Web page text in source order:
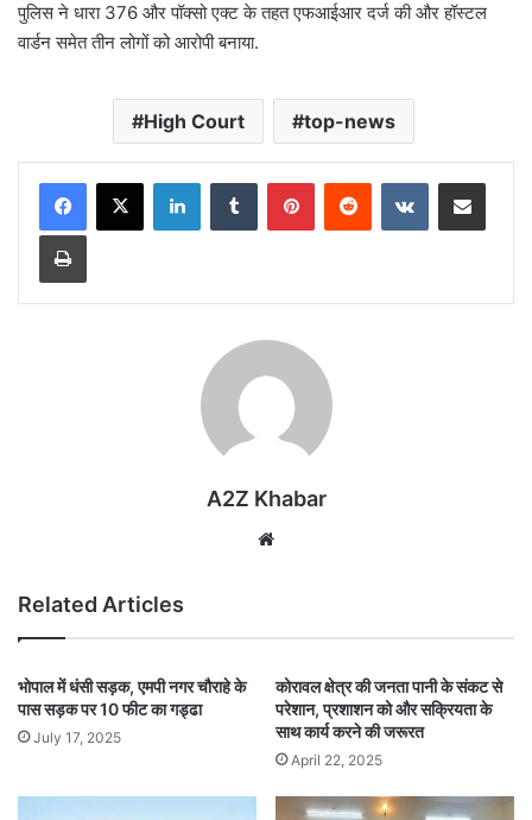
पुलिस ने धारा 376 और पॉक्सो एक्ट के तहत एफआईआर दर्ज की और हॉस्टल
वार्डन समेत तीन लोगों को आरोपी बनाया.
High Court top-news
LinkedInTumblr PinterestReddit VKontakteShare via Email
Print
A2Z Khabar
Related Articles
भोपाल में धंसी सड़क, एमपी नगर चौराहे के
पास सड़क पर 10 फीट का गड्ढा
July 17, 2025
कोरावल क्षेत्र की जनता पानी के संकट से
परेशान, प्रशाशन को और सक्रियता के
साथ कार्य करने की जरूरत
April 22, 2025